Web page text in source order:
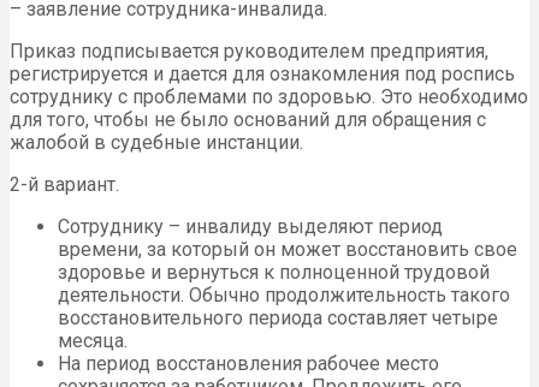
– заявление сотрудника-инвалида.
Приказ подписывается руководителем предприятия,
регистрируется и дается для ознакомления под роспись
сотруднику с проблемами по здоровью. Это необходимо
для того, чтобы не было оснований для обращения с
жалобой в судебные инстанции.
2-й вариант.
Сотруднику – инвалиду выделяют период
времени, за который он может восстановить свое
здоровье и вернуться к полноценной трудовой
деятельности. Обычно продолжительность такого
восстановительного периода составляет четыре
месяца.
На период восстановления рабочее место